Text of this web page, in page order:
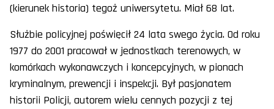
(kierunek historia) tegoż uniwersytetu. Miał 68 lat.
Służbie policyjnej poświęcił 24 lata swego życia. Od roku
1977 do 2001 pracował w jednostkach terenowych, w
komórkach wykonawczych i koncepcyjnych, w pionach
kryminalnym, prewencji i inspekcji. Był pasjonatem
historii Policji, autorem wielu cennych pozycji z tej